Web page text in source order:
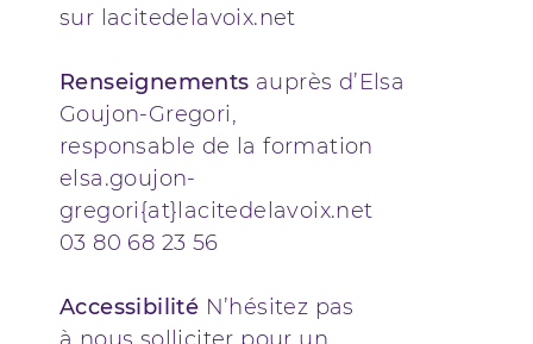
sur lacitedelavoix.net
Renseignements auprès d’Elsa
Goujon-Gregori,
responsable de la formation
elsa.goujon-
gregori{at}lacitedelavoix.net
03 80 68 23 56
Accessibilité N’hésitez pas